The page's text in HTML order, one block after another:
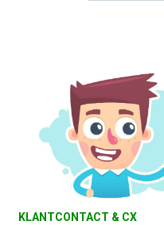
KLANTCONTACT & CX